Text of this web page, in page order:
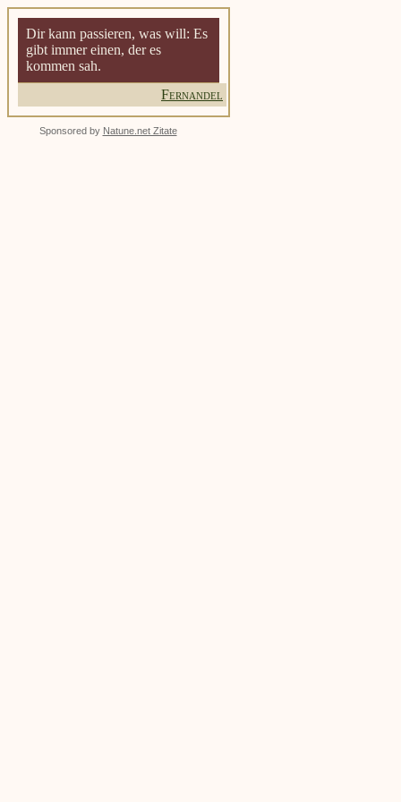
Dir kann passieren, was will: Es
gibt immer einen, der es
kommen sah.
Fernandel
Sponsored by Natune.net Zitate